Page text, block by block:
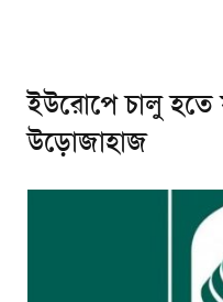
ইউরোপে চালু হতে
উড়োজাহাজ